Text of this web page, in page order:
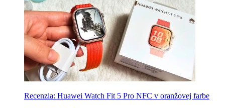
Recenzia: Huawei Watch Fit 5 Pro NFC v oranžovej farbe